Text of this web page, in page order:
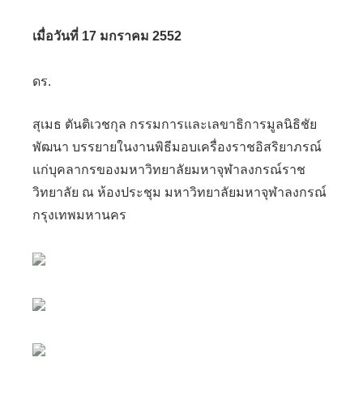
เมื่อวันที่ 17 มกราคม 2552
ดร.
สุเมธ ตันติเวชกุล กรรมการและเลขาธิการมูลนิธิชัย
พัฒนา บรรยายในงานพิธีมอบเครื่องราชอิสริยาภรณ์
แก่บุคลากรของมหาวิทยาลัยมหาจุฬาลงกรณ์ราช
วิทยาลัย ณ ห้องประชุม มหาวิทยาลัยมหาจุฬาลงกรณ์
กรุงเทพมหานคร